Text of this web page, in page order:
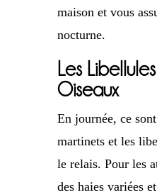
maison et vous
nocturne.
Les
Oiseaux
En journée, ce
martinets et les
le relais. Pour les
des haies variées